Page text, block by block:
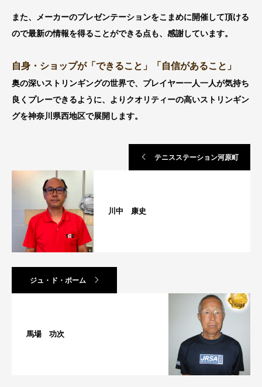
また、メーカーのプレゼンテーションをこまめに開催して頂ける
ので最新の情報を得ることができる点も、感謝しています。
自身・ショップが「できること」「自信があること」
奥の深いストリンギングの世界で、プレイヤー一人一人が気持ち
良くプレーできるように、よりクオリティーの高いストリンギン
グを神奈川県西地区で展開します。
テニスステーション河原町
川中 康史
ジュ・ド・ポーム
馬場 功次